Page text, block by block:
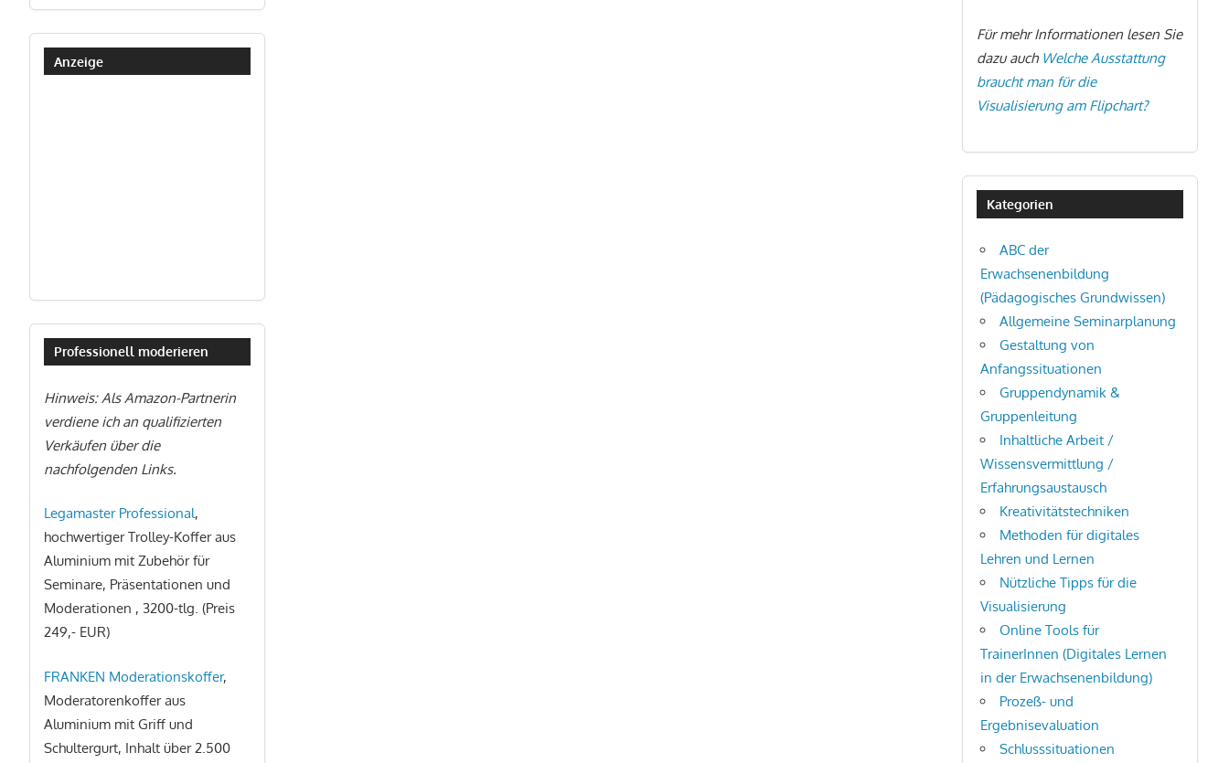
Anzeige
Professionell moderieren
Hinweis: Als Amazon-Partnerin
verdiene ich an qualifizierten
Verkäufen über die
nachfolgenden Links.
Legamaster Professional,
hochwertiger Trolley-Koffer aus
Aluminium mit Zubehör für
Seminare, Präsentationen und
Moderationen , 3200-tlg. (Preis
249,- EUR)
FRANKEN Moderationskoffer,
Moderatorenkoffer aus
Aluminium mit Griff und
Schultergurt, Inhalt über 2.500
Für mehr Informationen lesen Sie
dazu auch Welche Ausstattung
braucht man für die
Visualisierung am Flipchart?
Kategorien
ABC der
Erwachsenenbildung
(Pädagogisches Grundwissen)
Allgemeine Seminarplanung
Gestaltung von
Anfangssituationen
Gruppendynamik &
Gruppenleitung
Inhaltliche Arbeit /
Wissensvermittlung /
Erfahrungsaustausch
Kreativitätstechniken
Methoden für digitales
Lehren und Lernen
Nützliche Tipps für die
Visualisierung
Online Tools für
TrainerInnen (Digitales Lernen
in der Erwachsenenbildung)
Prozeß- und
Ergebnisevaluation
Schlusssituationen